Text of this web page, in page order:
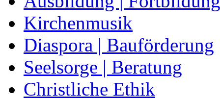
Kirchenmusik
Diaspora | Bauförderung
Seelsorge | Beratung
Christliche Ethik